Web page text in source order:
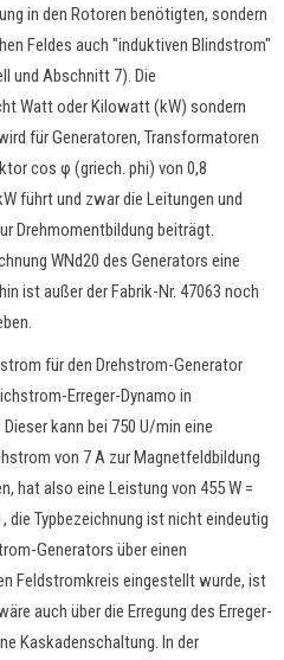
in den Rotoren benötigten, sondern
Feldes auch "induktiven Blindstrom"
und Abschnitt 7). Die
Watt oder Kilowatt (kW) sondern
für Generatoren, Transformatoren
cos φ (griech. phi) von 0,8
führt und zwar die Leitungen und
Drehmomentbildung beiträgt.
WNd20 des Generators eine
ist außer der Fabrik-Nr. 47063 noch
für den Drehstrom-Generator
Erreger-Dynamo in
kann bei 750 U/min eine
von 7 A zur Magnetfeldbildung
hat also eine Leistung von 455 W =
die Typbezeichnung ist nicht eindeutig
Generators über einen
Feldstromkreis eingestellt wurde, ist
auch über die Erregung des Erreger-
Kaskadenschaltung. In der